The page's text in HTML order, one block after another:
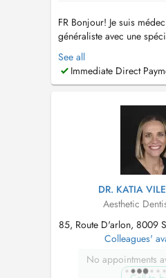
FR Bonjour! Je suis
généraliste avec une
Endodontie. Dans le but
traitement de haute qualité
toujours essayé, au fil des
liées à mes domaines
See all
Immediate Direct
DR. KATIA
Aesthetic
85, Route D'arlon, 8009
Colleagues'
No appointments